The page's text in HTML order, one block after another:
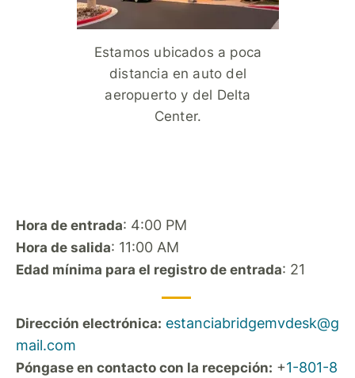
Estamos ubicados a poca
distancia en auto del
aeropuerto y del Delta
Center.
Hora de entrada: 4:00 PM
Hora de salida: 11:00 AM
Edad mínima para el registro de entrada: 21
Dirección electrónica: estanciabridgemvdesk@g
mail.com
Póngase en contacto con la recepción: +1-801-8